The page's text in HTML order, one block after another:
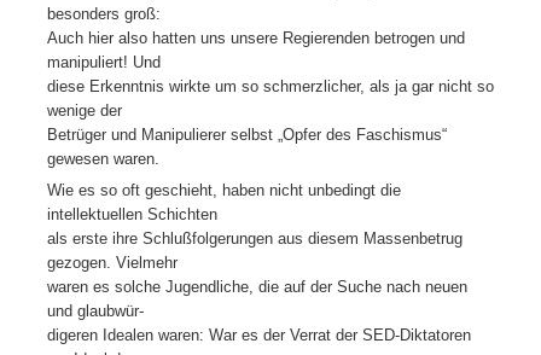
besonders groß:
Auch hier also hatten uns unsere Regierenden betrogen und
manipuliert! Und
diese Erkenntnis wirkte um so schmerzlicher, als ja gar nicht so
wenige der
Betrüger und Manipulierer selbst „Opfer des Faschismus“
gewesen waren.
Wie es so oft geschieht, haben nicht unbedingt die
intellektuellen Schichten
als erste ihre Schlußfolgerungen aus diesem Massenbetrug
gezogen. Vielmehr
waren es solche Jugendliche, die auf der Suche nach neuen
und glaubwür-
digeren Idealen waren: War es der Verrat der SED-Diktatoren